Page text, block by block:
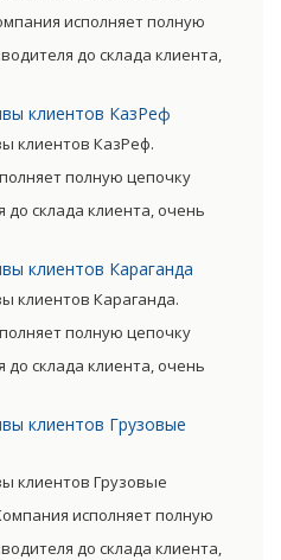
исполняет полную
до склада клиента,
затраты,
итоговой цены товара.
клиентов КазРеф
клиентов КазРеф.
полную цепочку
до склада клиента, очень
затраты,
итоговой цены товара.
клиентов Караганда
клиентов Караганда.
полную цепочку
до склада клиента, очень
затраты,
итоговой цены товара.
клиентов Грузовые
клиентов Грузовые
исполняет полную
до склада клиента,